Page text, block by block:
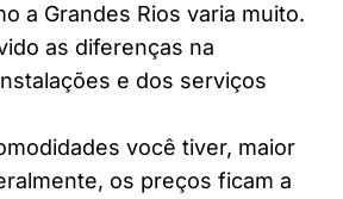
a Grandes Rios varia muito.
as diferenças na
e dos serviços
você tiver, maior
os preços ficam a